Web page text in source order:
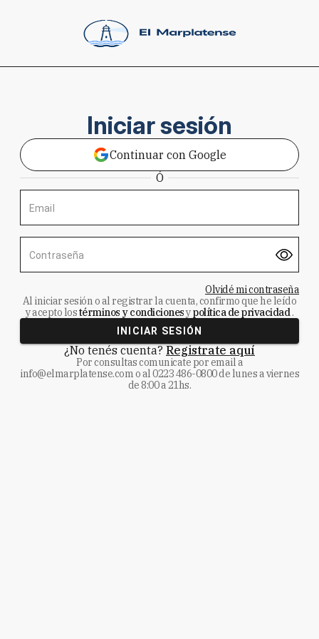
Iniciar sesión
Continuar con Google
Ó
Email
Contraseña
Olvidé mi contraseña
Al iniciar sesión o al registrar la cuenta, confirmo que he leído
y acepto lostérminos y condicionesypolítica de privacidad.
INICIAR SESIÓN
¿No tenés cuenta? Registrate aquí
Por consultas comunicate por email a
info@elmarplatense.como al0223 486-0800de lunes a viernes
de 8:00 a 21hs.